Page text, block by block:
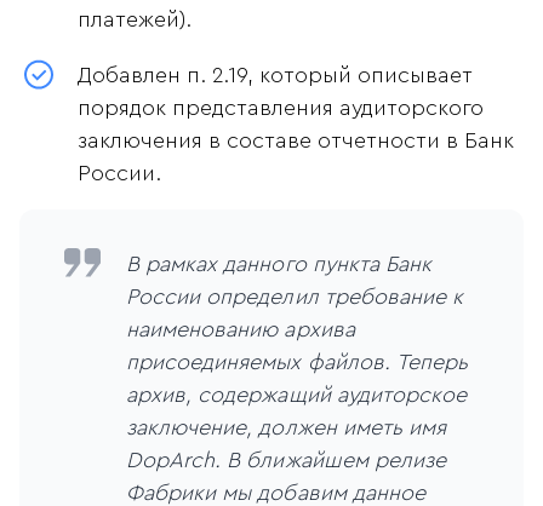
платежей).
Добавлен п. 2.19, который описывает
порядок представления аудиторского
заключения в составе отчетности в Банк
России.
В рамках данного пункта Банк
России определил требование к
наименованию архива
присоединяемых файлов. Теперь
архив, содержащий аудиторское
заключение, должен иметь имя
DopArch. В ближайшем релизе
Фабрики мы добавим данное